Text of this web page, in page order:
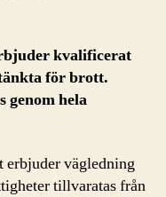
kvalificerat
för brott.
genom hela
erbjuder vägledning
tillvaratas från